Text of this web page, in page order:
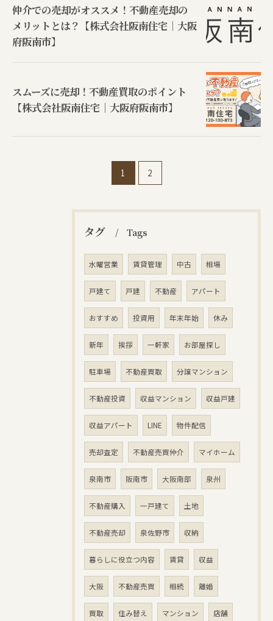
仲介での売却がオススメ！不動産売却の
メリットとは？【株式会社阪南住宅｜大阪
府阪南市】
スムーズに売却！不動産買取のポイント
【株式会社阪南住宅｜大阪府阪南市】
1 2
タグ Tags
水曜営業 賃貸管理 中古 相場
戸建て 戸建 不動産 アパート
おすすめ 投資用 年末年始 休み
新年 挨拶 一軒家 お部屋探し
駐車場 不動産買取 分譲マンション
不動産投資 収益マンション 収益戸建
収益アパート LINE 物件配信
売却査定 不動産売買仲介 マイホーム
泉南市 阪南市 大阪南部 泉州
不動産購入 一戸建て 土地
不動産売却 泉佐野市 収納
暮らしに役立つ内容 賃貸 収益
大阪 不動産売買 相続 離婚
買取 住み替え マンション 店舗